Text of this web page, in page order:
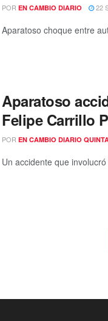
POR EN CAMBIO DIARIO 22
Aparatoso choque entre
Aparatoso
Felipe Carrillo
POR EN CAMBIO DIARIO
Un accidente que